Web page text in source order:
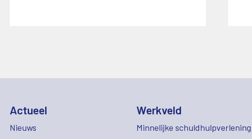
Actueel
Nieuws
Werkveld
Minnelijke schuldhulpverlening